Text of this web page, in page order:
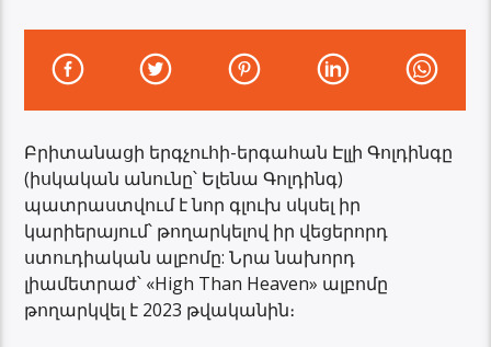
Բրիտանացի երգչուհի-երգահան Էլլի Գոլդինգը
(իսկական անունը՝ Ելենա Գոլդինգ)
պատրաստվում է նոր գլուխ սկսել իր
կարիերայում՝ թողարկելով իր վեցերորդ
ստուդիական ալբոմը: Նրա նախորդ
լիամետրաժ՝ «High Than Heaven» ալբոմը
թողարկվել է 2023 թվականին։